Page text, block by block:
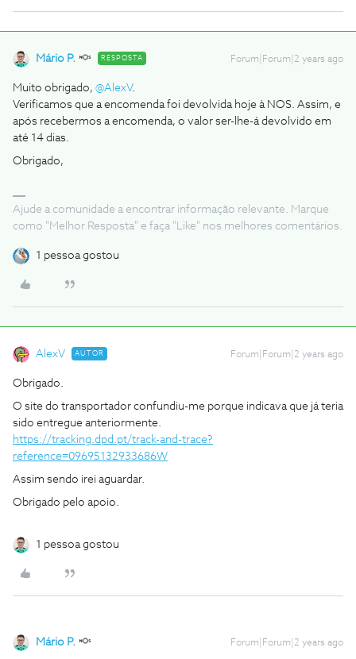
Mário P. RESPOSTA Forum|Forum|2 years ago
Muito obrigado, @AlexV.
Verificamos que a encomenda foi devolvida hoje à NOS. Assim, e
após recebermos a encomenda, o valor ser-lhe-á devolvido em
até 14 dias.
Obrigado,
Ajude a comunidade a encontrar informação relevante. Marque
como "Melhor Resposta" e faça "Like" nos melhores comentários.
1 pessoa gostou
AlexV AUTOR Forum|Forum|2 years ago
Obrigado.
O site do transportador confundiu-me porque indicava que já teria
sido entregue anteriormente.
https://tracking.dpd.pt/track-and-trace?
reference=09695132933686W
Assim sendo irei aguardar.
Obrigado pelo apoio.
1 pessoa gostou
Mário P. Forum|Forum|2 years ago